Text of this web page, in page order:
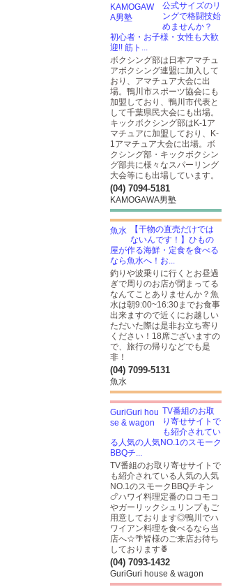
公式サイズのリ
ングで格闘技始
めませんか？
初心者・お子様・女性も大歓
迎!! 筋ト...
ボクシング部は日本アマチュ
アボクシング連盟に加入して
おり、アマチュア大会に出
場。鴨川市スポーツ協会にも
加盟しており、鴨川市代表と
して千葉県民大会にも出場。
キックボクシング部はK-1ア
マチュアに加盟しており、K-
1アマチュア大会に出場。ボ
クシング部・キックボクシン
グ部共に様々なスパーリング
大会等にも出場しています。
(04) 7094-5181
KAMOGAWA男塾
【干物の直売だけでは
ないんです！】ひもの
屋が作る海鮮・定食を食べる
なら魚水へ！お...
釣りや波乗りに行くとお昼過
ぎで周りのお店が閉まってる
なんてことありませんか？魚
水は朝9:00~16:30までお食事
出来ますので近くにお越しい
ただいた際は是非お立ち寄り
ください！18席ございますの
で、旅行の帰りなどでも是
非！
(04) 7099-5131
魚水
TV番組のお取
り寄せサイトで
も紹介されてい
る人気の人気NO.1のスモーク
BBQチ...
TV番組のお取り寄せサイトで
も紹介されている人気の人気
NO.1のスモークBBQチキン
🍗ハワイ料理定番のロコモコ
やガーリックシュリンプもご
用意しております◎鴨川でハ
ワイアン料理を食べるなら当
店へ☆🌴皆様のご来店お待ち
しております🍍
(04) 7093-1432
GuriGuri house & wagon